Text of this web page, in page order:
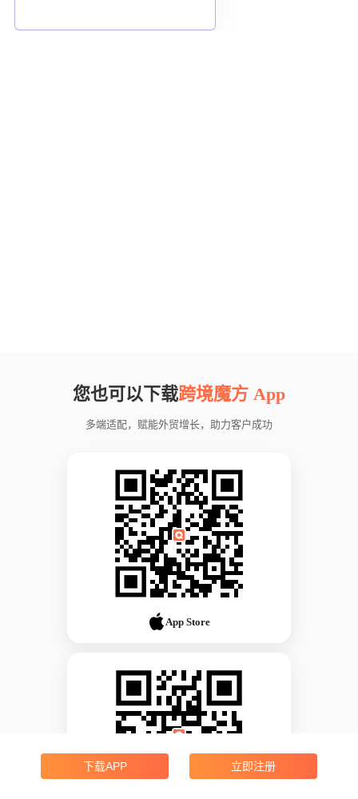
您也可以下载跨境魔方 App
多端适配，赋能外贸增长，助力客户成功
App Store
下载APP 立即注册